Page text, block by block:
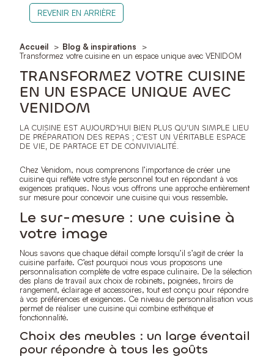
REVENIR EN ARRIÈRE
Accueil
Blog & inspirations
Transformez votre cuisine en un espace unique avec VENIDOM
TRANSFORMEZ VOTRE CUISINE
EN UN ESPACE UNIQUE AVEC
VENIDOM
LA CUISINE EST AUJOURD’HUI BIEN PLUS QU’UN SIMPLE LIEU
DE PRÉPARATION DES REPAS ; C’EST UN VÉRITABLE ESPACE
DE VIE, DE PARTAGE ET DE CONVIVIALITÉ.
Chez Venidom, nous comprenons l’importance de créer une
cuisine qui reflète votre style personnel tout en répondant à vos
exigences pratiques. Nous vous offrons une approche entièrement
sur mesure pour concevoir une cuisine qui vous ressemble.
Le sur-mesure : une cuisine à
votre image
Nous savons que chaque détail compte lorsqu’il s’agit de créer la
cuisine parfaite. C’est pourquoi nous vous proposons une
personnalisation complète de votre espace culinaire. De la sélection
des plans de travail aux choix de robinets, poignées, tiroirs de
rangement, éclairage et accessoires, tout est conçu pour répondre
à vos préférences et exigences. Ce niveau de personnalisation vous
permet de réaliser une cuisine qui combine esthétique et
fonctionnalité.
Choix des meubles : un large éventail
pour répondre à tous les goûts